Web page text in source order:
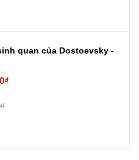
quan của Dostoevsky -